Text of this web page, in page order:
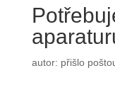
autor:přišlo